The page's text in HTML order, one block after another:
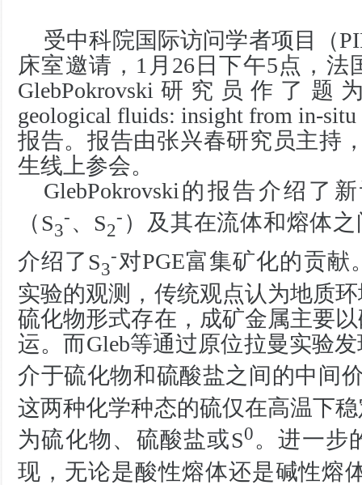
受中科院国际访问学者项目（
床室邀请， 1 月 26日下午5点，法
GlebPokrovski 研究员作了题
geological fluids: insight from in-situ
报告。报告由张兴春研究员主持
生线上参会。
GlebPokrovski的报告介绍了
（ S3
-、 S2
- ）及其在流体和熔体
介绍了 S3
-对PGE富集矿化的贡献
实验的观测，传统观点认为地质
硫化物形式存在，成矿金属主要
运。而Gleb等通过原位拉曼实验
介于硫化物和硫酸盐之间的中间
这两种化学种态的硫仅在高温下
为硫化物、硫酸盐或S0。进一步
现，无论是酸性熔体还是碱性熔